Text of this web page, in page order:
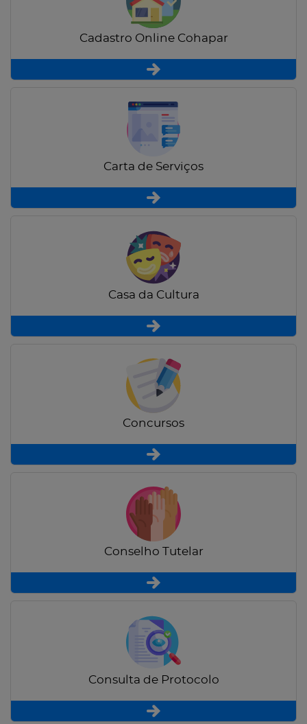
Cadastro Online Cohapar
Carta de Serviços
Casa da Cultura
Concursos
Conselho Tutelar
Consulta de Protocolo